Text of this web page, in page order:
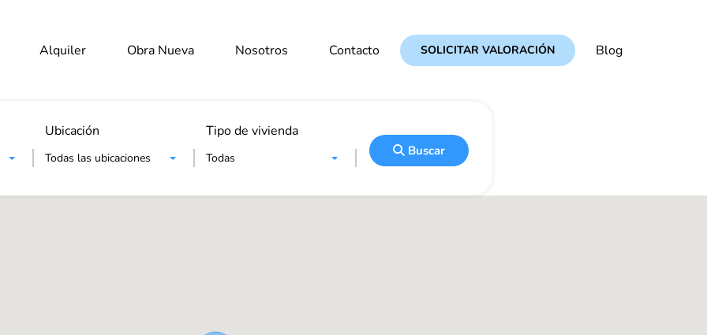
Alquiler Obra Nueva Nosotros Contacto SOLICITAR VALORACIÓN Blog
Alquiler Obra Nueva Nosotros Contacto SOLICITAR VALORACIÓN Blog
Ubicación
Todas las ubicaciones
Tipo de vivienda
Todas Buscar